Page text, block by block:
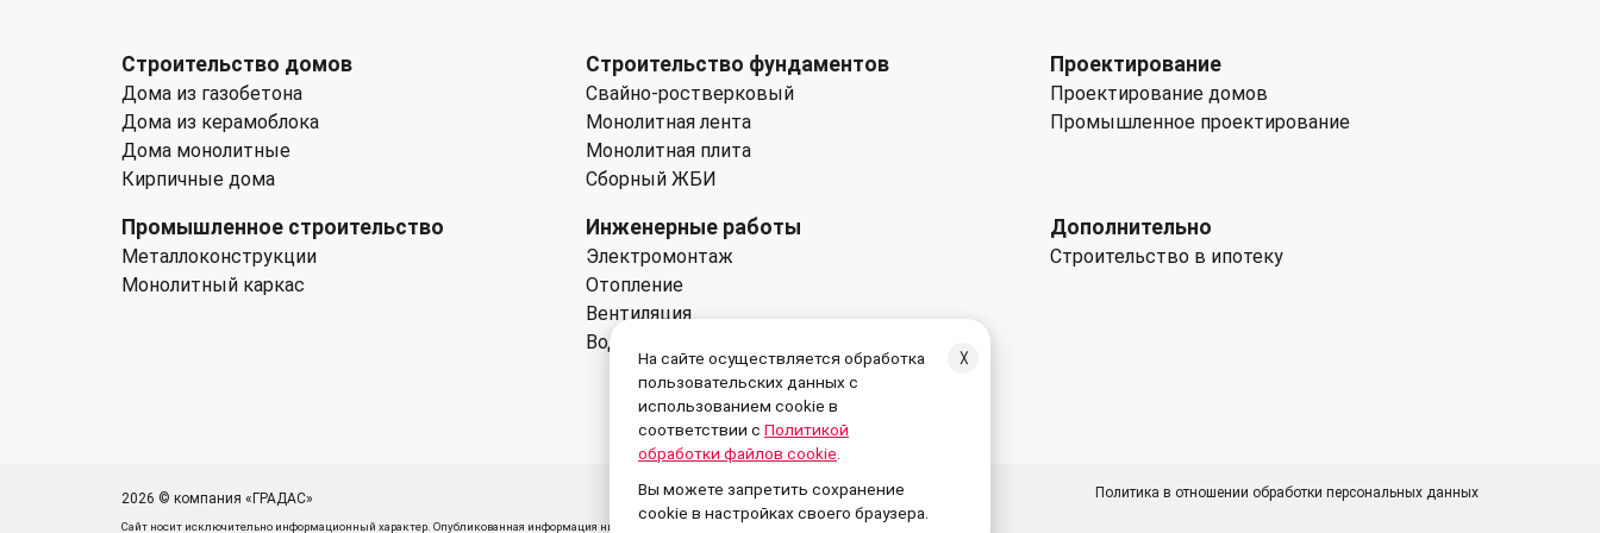
Строительство домов
Дома из газобетона
Дома из керамоблока
Дома монолитные
Кирпичные дома
Строительство фундаментов
Свайно-ростверковый
Монолитная лента
Монолитная плита
Сборный ЖБИ
Проектирование
Проектирование домов
Промышленное проектирование
Промышленное строительство
Металлоконструкции
Монолитный каркас
Инженерные работы
Электромонтаж
Отопление
Вентиляция
Водоснабжение
Дополнительно
Строительство в ипотеку
2026 © компания «ГРАДАС»
Сайт носит исключительно информационный характер. Опубликованная информация ни при каких условиях не
Политика в отношении обработки персональных данных
На сайте осуществляется обработка
пользовательских данных с
использованием cookie в
соответствии с Политикой
обработки файлов cookie
Вы можете запретить сохранение
cookie в настройках своего браузера.
╳